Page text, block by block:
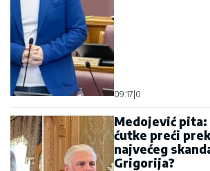
09:17|0
Medojević pita:
ćutke preći
najvećeg
Grigorija?